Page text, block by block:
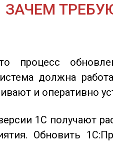
ЗАЧЕМ
процесс
должна
и оперативно
1С получают
Обновить